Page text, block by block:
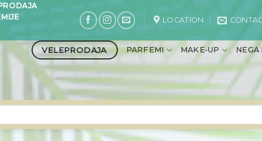
LOCATION
VELEPRODAJA PARFEMI MAKE-UP NEGA